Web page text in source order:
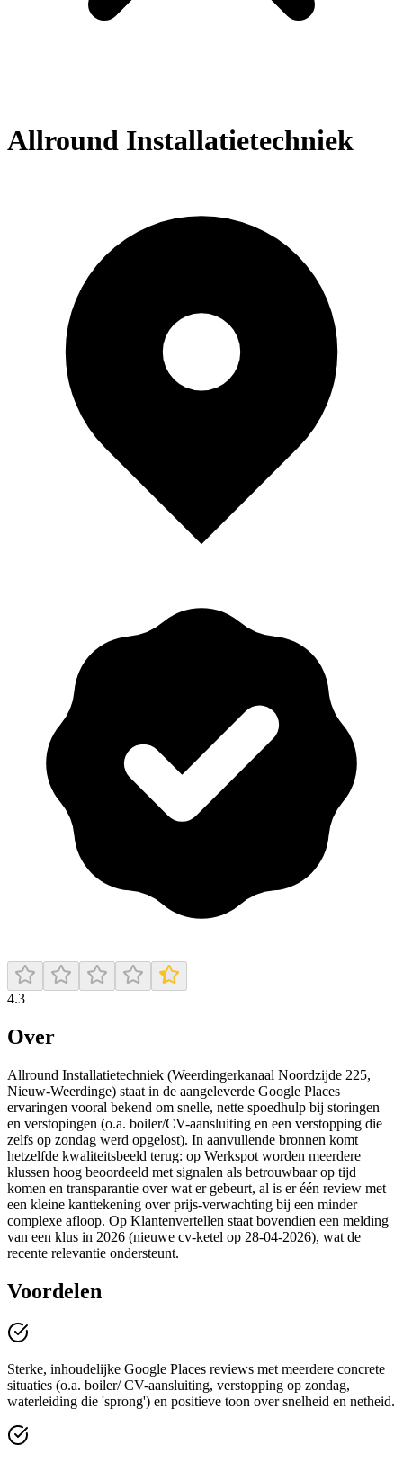
Allround Installatietechniek
4.3
Over
Allround Installatietechniek (Weerdingerkanaal Noordzijde 225,
Nieuw-Weerdinge) staat in de aangeleverde Google Places
ervaringen vooral bekend om snelle, nette spoedhulp bij storingen
en verstopingen (o.a. boiler/CV-aansluiting en een verstopping die
zelfs op zondag werd opgelost). In aanvullende bronnen komt
hetzelfde kwaliteitsbeeld terug: op Werkspot worden meerdere
klussen hoog beoordeeld met signalen als betrouwbaar op tijd
komen en transparantie over wat er gebeurt, al is er één review met
een kleine kanttekening over prijs-verwachting bij een minder
complexe afloop. Op Klantenvertellen staat bovendien een melding
van een klus in 2026 (nieuwe cv-ketel op 28-04-2026), wat de
recente relevantie ondersteunt.
Voordelen
Sterke, inhoudelijke Google Places reviews met meerdere concrete
situaties (o.a. boiler/ CV-aansluiting, verstopping op zondag,
waterleiding die 'sprong') en positieve toon over snelheid en netheid.